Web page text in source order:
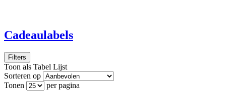
Cadeaulabels
Filters
Toon als Tabel Lijst
Sorteren op
Tonen
per pagina